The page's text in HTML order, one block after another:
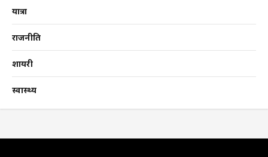
यात्रा
राजनीति
शायरी
स्वास्थ्य